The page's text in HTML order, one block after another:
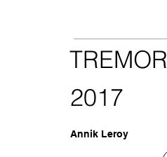
TREMOR
2017
Annik Leroy